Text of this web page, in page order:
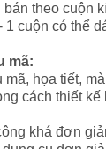
theo cuộn
1 cuộn có thể
mã:
mã, họa tiết,
cách thiết kế
khá đơn